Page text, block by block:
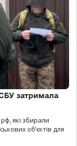
затримала
які збирали
об’єктів для